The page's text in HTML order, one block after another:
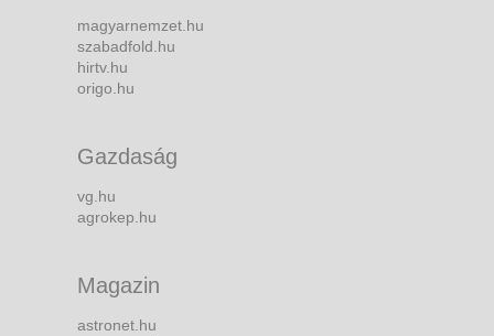
magyarnemzet.hu
szabadfold.hu
hirtv.hu
origo.hu
Gazdaság
vg.hu
agrokep.hu
Magazin
astronet.hu